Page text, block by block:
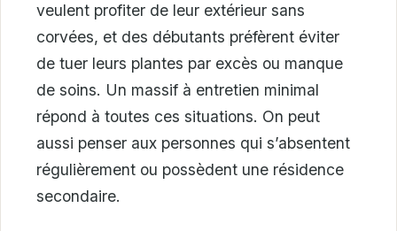
veulent profiter de leur extérieur sans
corvées, et des débutants préfèrent éviter
de tuer leurs plantes par excès ou manque
de soins. Un massif à entretien minimal
répond à toutes ces situations. On peut
aussi penser aux personnes qui s’absentent
régulièrement ou possèdent une résidence
secondaire.